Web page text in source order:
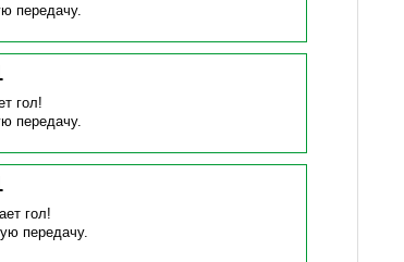
передачу.
гол!
передачу.
гол!
передачу.